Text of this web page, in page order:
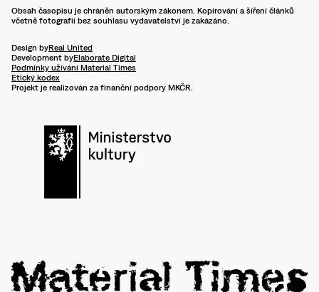
Obsah časopisu je chráněn autorským zákonem. Kopírování a šíření článků
včetně fotografií bez souhlasu vydavatelství je zakázáno.
Design byReal United
Development byElaborate Digital
Podmínky užívání Material Times
Etický kodex
Projekt je realizován za finanční podpory MKČR.